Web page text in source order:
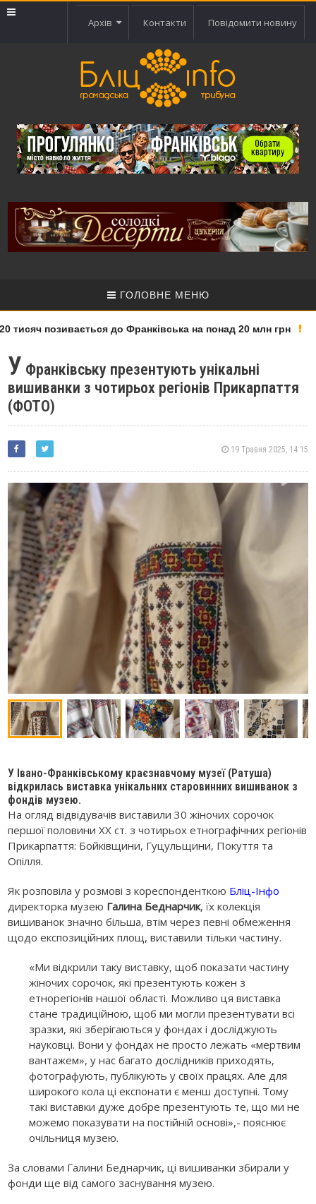
Архів Контакти Повідомити новину
ГОЛОВНЕ МЕНЮ
позивається до Франківська на понад 20 млн грн
У Франківську презентують унікальні
вишиванки з чотирьох регіонів Прикарпаття
(ФОТО)
19 Травня 2025, 14:15
У Івано-Франківському краєзнавчому музеї (Ратуша)
відкрилась виставка унікальних старовинних вишиванок з
фондів музею.
На огляд відвідувачів виставили 30 жіночих сорочок
першої половини ХХ ст. з чотирьох етнографічних регіонів
Прикарпаття: Бойківщини, Гуцульщини, Покуття та
Опілля.
Як розповіла у розмові з кореспонденткою Бліц-Інфо
директорка музею Галина Беднарчик, їх колекція
вишиванок значно більша, втім через певні обмеження
щодо експозиційних площ, виставили тільки частину.
«Ми відкрили таку виставку, щоб показати частину
жіночих сорочок, які презентують кожен з
етнорегіонів нашої області. Можливо ця виставка
стане традиційною, щоб ми могли презентувати всі
зразки, які зберігаються у фондах і досліджують
науковці. Вони у фондах не просто лежать «мертвим
вантажем», у нас багато дослідників приходять,
фотографують, публікують у своїх працях. Але для
широкого кола ці експонати є менш доступні. Тому
такі виставки дуже добре презентують те, що ми не
можемо показувати на постійній основі»,- пояснює
очільниця музею.
За словами Галини Беднарчик, ці вишиванки збирали у
фонди ще від самого заснування музею.